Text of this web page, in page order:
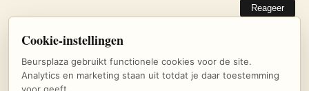
Reageer
Nog geen reacties. Wees de eerste!
Cookie-instellingen
Beursplaza gebruikt functionele cookies voor de site.
Analytics en marketing staan uit totdat je daar toestemming